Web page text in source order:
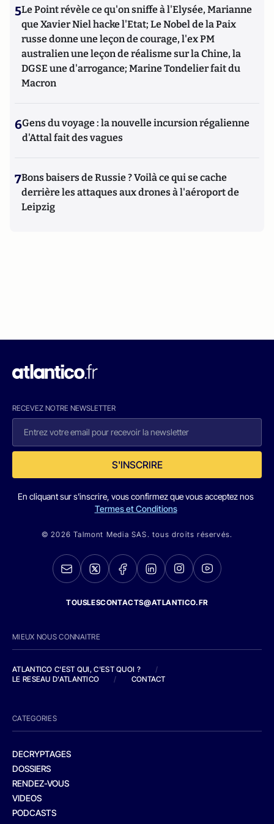
5Le Point révèle ce qu'on sniffe à l'Elysée, Marianne
que Xavier Niel hacke l'Etat; Le Nobel de la Paix
russe donne une leçon de courage, l'ex PM
australien une leçon de réalisme sur la Chine, la
DGSE une d'arrogance; Marine Tondelier fait du
Macron
6Gens du voyage : la nouvelle incursion régalienne
d'Attal fait des vagues
7Bons baisers de Russie ? Voilà ce qui se cache
derrière les attaques aux drones à l'aéroport de
Leipzig
RECEVEZ NOTRE NEWSLETTER
S'INSCRIRE
En cliquant sur s'inscrire, vous confirmez que vous acceptez nos
Termes et Conditions
© 2026 Talmont Media SAS. tous droits réservés.
TOUSLESCONTACTS@ATLANTICO.FR
MIEUX NOUS CONNAITRE
ATLANTICO C'EST QUI, C'EST QUOI ?
/
LE RESEAU D'ATLANTICO
/ CONTACT
CATEGORIES
DECRYPTAGES
DOSSIERS
RENDEZ-VOUS
VIDEOS
PODCASTS